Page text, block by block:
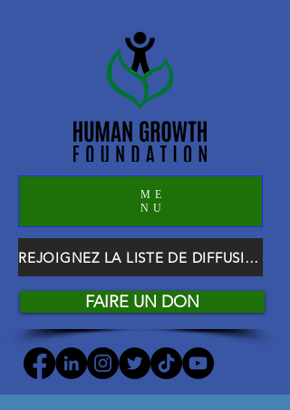
ME
NU
REJOIGNEZ LA LISTE DE DIFFUSION HGF
FAIRE UN DON